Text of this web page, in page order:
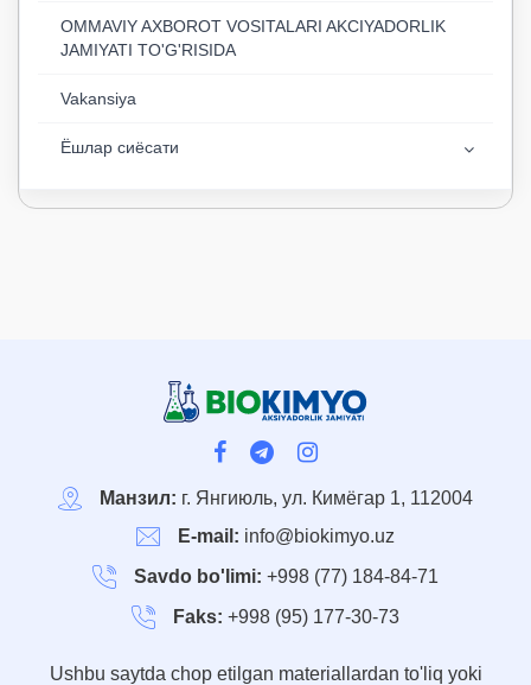
OMMAVIY AXBOROT VOSITALARI AKCIYADORLIK
JAMIYATI TO'G'RISIDA
Vakansiya
Ёшлар сиёсати
Манзил: г. Янгиюль, ул. Кимёгар 1, 112004
E-mail: info@biokimyo.uz
Savdo bo'limi: +998 (77) 184-84-71
Faks: +998 (95) 177-30-73
Ushbu saytda chop etilgan materiallardan to'liq yoki